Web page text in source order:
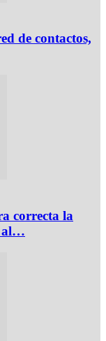
de contactos,
correcta la
al…